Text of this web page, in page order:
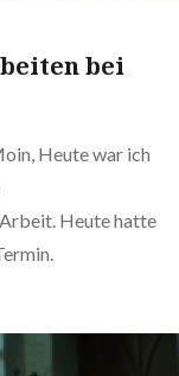
bei
Heute war ich
Heute hatte